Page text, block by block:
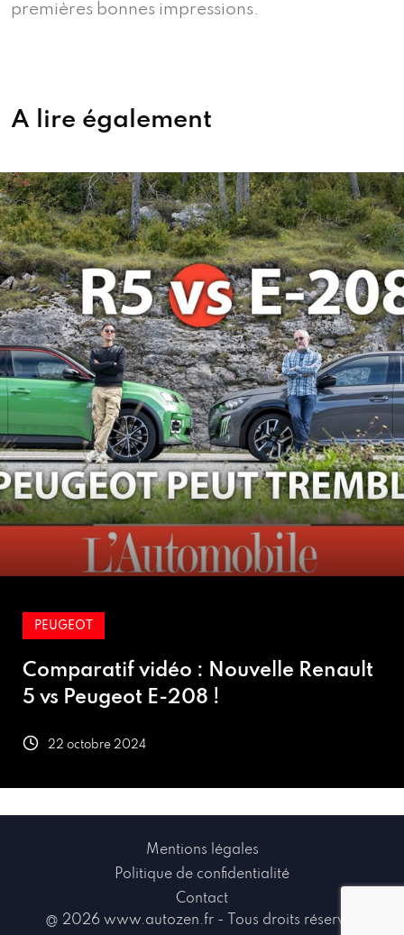
premières bonnes impressions.
A lire également
Début des livraisons de la
Renault 5 électrique : quand ?
21 octobre 2024
@ 2026 www.autozen.fr - Tous droits réservés
Mentions légales
Politique de confidentialité
Contact